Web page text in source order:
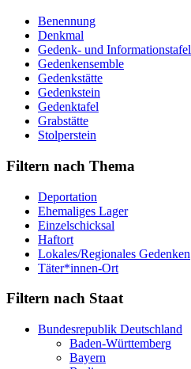
Benennung
Denkmal
Gedenk- und Informationstafel
Gedenkensemble
Gedenkstätte
Gedenkstein
Gedenktafel
Grabstätte
Stolperstein
Filtern nach Thema
Deportation
Ehemaliges Lager
Einzelschicksal
Haftort
Lokales/Regionales Gedenken
Täter*innen-Ort
Filtern nach Staat
Bundesrepublik Deutschland
Baden-Württemberg
Bayern